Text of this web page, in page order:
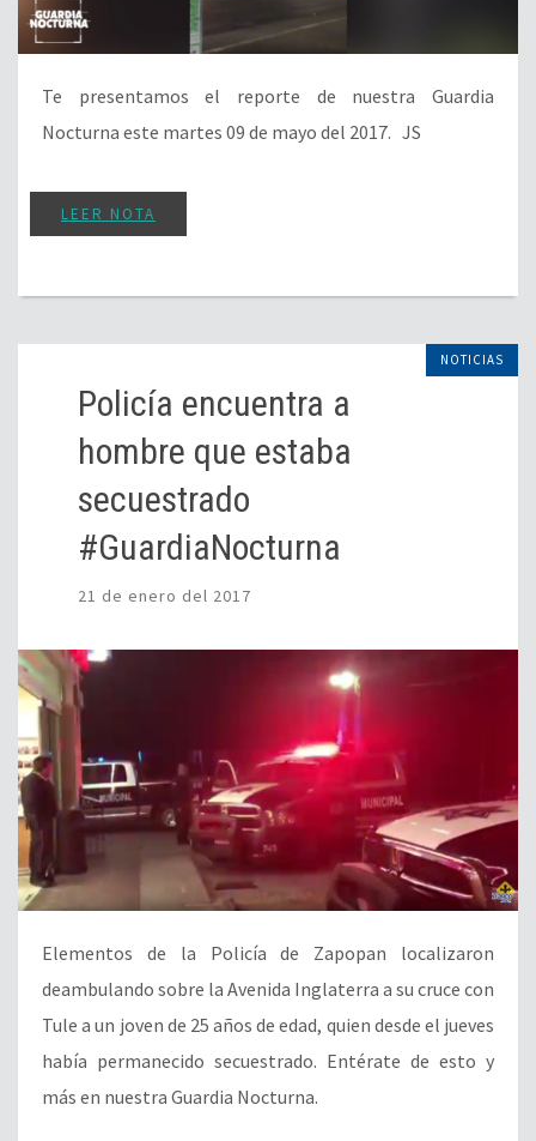
Te presentamos el reporte de nuestra Guardia
Nocturna este martes 09 de mayo del 2017. JS
LEER NOTA
NOTICIAS
Policía encuentra a
hombre que estaba
secuestrado
#GuardiaNocturna
21 de enero del 2017
Elementos de la Policía de Zapopan localizaron
deambulando sobre la Avenida Inglaterra a su cruce con
Tule a un joven de 25 años de edad, quien desde el jueves
había permanecido secuestrado. Entérate de esto y
más en nuestra Guardia Nocturna.